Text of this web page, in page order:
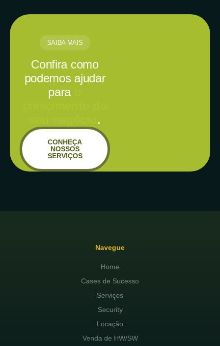
SAIBA MAIS
Confira como
podemos ajudar
para
.
CONHEÇA
NOSSOS
SERVIÇOS
Navegue
Home
Cases de Sucesso
Serviços
Security
Locação
Venda de HW/SW